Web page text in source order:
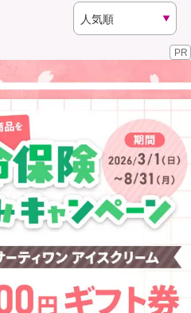
求 訪問相談
ド会員さま専用保険
PR